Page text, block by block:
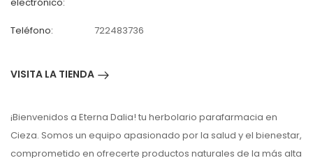
electrónico:
Teléfono: 722483736
VISITA LA TIENDA
¡Bienvenidos a Eterna Dalia! tu herbolario parafarmacia en
Cieza. Somos un equipo apasionado por la salud y el bienestar,
comprometido en ofrecerte productos naturales de la más alta